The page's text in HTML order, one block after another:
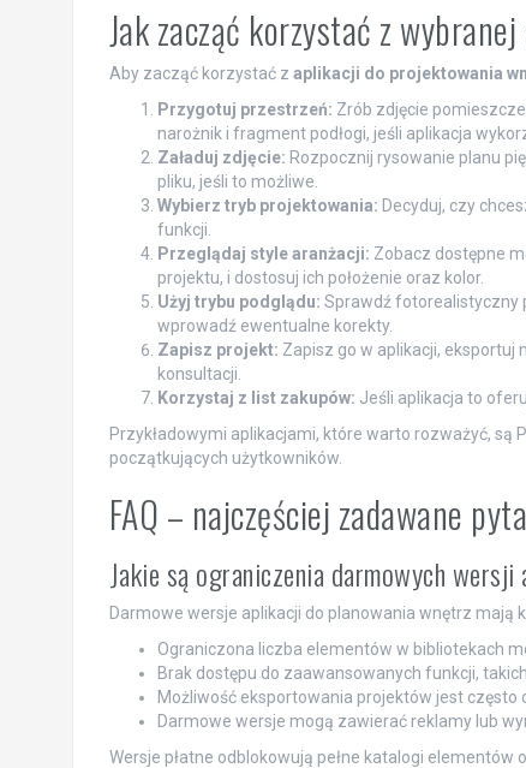
Jak zacząć korzystać z
Aby zacząć korzystać z aplikacji do projektowania
Przygotuj przestrzeń: Zrób zdjęcie
narożnik i fragment podłogi, jeśli aplikacja
Załaduj zdjęcie: Rozpocznij rysowanie planu
pliku, jeśli to możliwe.
Wybierz tryb projektowania: Decyduj, czy
funkcji.
Przeglądaj style aranżacji: Zobacz dostępne
projektu, i dostosuj ich położenie oraz kolor.
Użyj trybu podglądu: Sprawdź fotorealistyczny
wprowadź ewentualne korekty.
Zapisz projekt: Zapisz go w aplikacji,
konsultacji.
Korzystaj z list zakupów: Jeśli aplikacja to
Przykładowymi aplikacjami, które warto rozważyć, są
początkujących użytkowników.
FAQ – najczęściej zadawane
Jakie są ograniczenia darmowych
Darmowe wersje aplikacji do planowania wnętrz mają
Ograniczona liczba elementów w bibliotekach
Brak dostępu do zaawansowanych funkcji,
Możliwość eksportowania projektów jest często
Darmowe wersje mogą zawierać reklamy lub
Wersje płatne odblokowują pełne katalogi